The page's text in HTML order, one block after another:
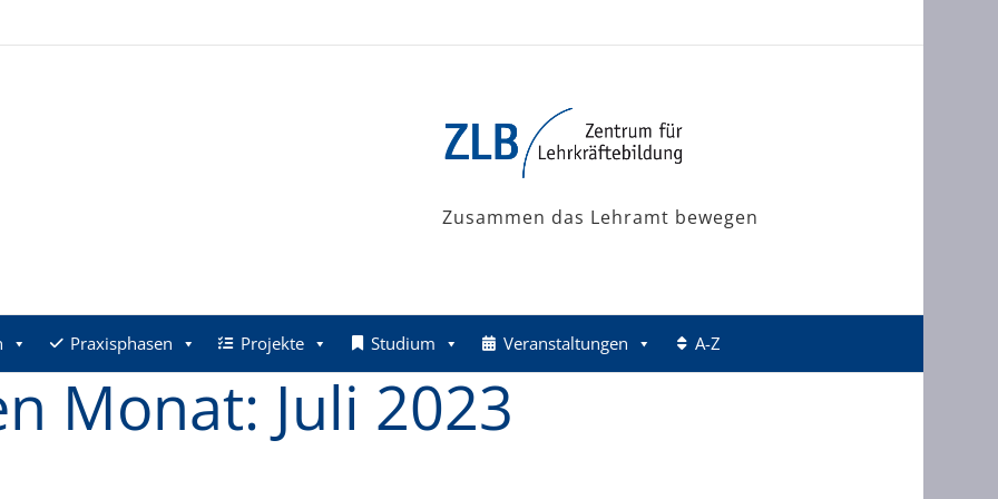
Zusammen das Lehramt bewegen
Praxisphasen Projekte Studium Veranstaltungen A-Z
Monat: Juli 2023